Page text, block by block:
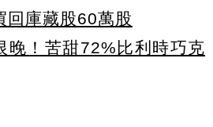
回庫藏股60萬股
晚！苦甜72%比利時巧克